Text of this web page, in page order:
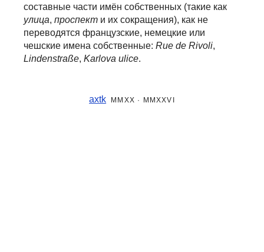
составные части имён собственных (такие как
улица, проспект и их сокращения), как не
переводятся французские, немецкие или
чешские имена собственные: Rue de Rivoli,
Lindenstraße, Karlova ulice.
axtk MMXX · MMXXVI